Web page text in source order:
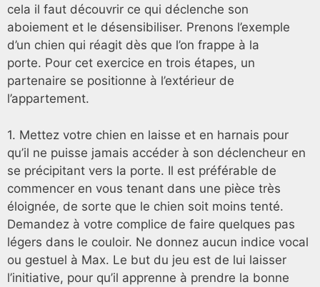
cela il faut découvrir ce qui déclenche son
aboiement et le désensibiliser. Prenons l’exemple
d’un chien qui réagit dès que l’on frappe à la
porte. Pour cet exercice en trois étapes, un
partenaire se positionne à l’extérieur de
l’appartement.
1. Mettez votre chien en laisse et en harnais pour
qu’il ne puisse jamais accéder à son déclencheur en
se précipitant vers la porte. Il est préférable de
commencer en vous tenant dans une pièce très
éloignée, de sorte que le chien soit moins tenté.
Demandez à votre complice de faire quelques pas
légers dans le couloir. Ne donnez aucun indice vocal
ou gestuel à Max. Le but du jeu est de lui laisser
l’initiative, pour qu’il apprenne à prendre la bonne